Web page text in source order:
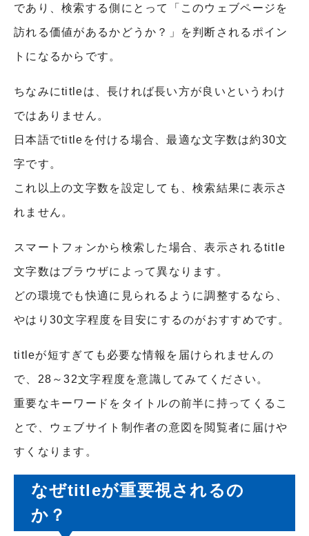
であり、検索する側にとって「このウェブページを
訪れる価値があるかどうか？」を判断されるポイン
トになるからです。
ちなみにtitleは、長ければ長い方が良いというわけ
ではありません。
日本語でtitleを付ける場合、最適な文字数は約30文
字です。
これ以上の文字数を設定しても、検索結果に表示さ
れません。
スマートフォンから検索した場合、表示されるtitle
文字数はブラウザによって異なります。
どの環境でも快適に見られるように調整するなら、
やはり30文字程度を目安にするのがおすすめです。
titleが短すぎても必要な情報を届けられませんの
で、28～32文字程度を意識してみてください。
重要なキーワードをタイトルの前半に持ってくるこ
とで、ウェブサイト制作者の意図を閲覧者に届けや
すくなります。
なぜtitleが重要視されるの
か？